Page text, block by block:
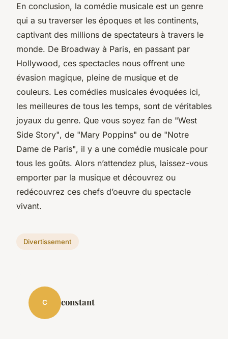
En conclusion, la comédie musicale est un genre
qui a su traverser les époques et les continents,
captivant des millions de spectateurs à travers le
monde. De Broadway à Paris, en passant par
Hollywood, ces spectacles nous offrent une
évasion magique, pleine de musique et de
couleurs. Les comédies musicales évoquées ici,
les meilleures de tous les temps, sont de véritables
joyaux du genre. Que vous soyez fan de "West
Side Story", de "Mary Poppins" ou de "Notre
Dame de Paris", il y a une comédie musicale pour
tous les goûts. Alors n’attendez plus, laissez-vous
emporter par la musique et découvrez ou
redécouvrez ces chefs d’oeuvre du spectacle
vivant.
Divertissement
C constant